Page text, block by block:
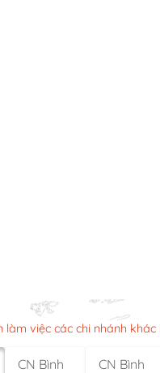
làm việc các chi nhánh
CN Bình
CN Bình